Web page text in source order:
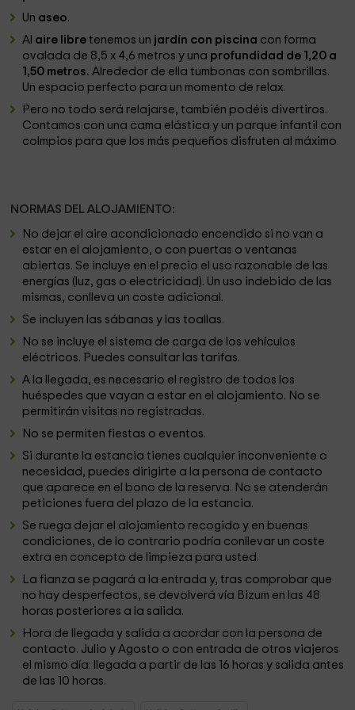
Un aseo.
Al aire libre tenemos un jardín con piscina con forma
ovalada de 8,5 x 4,6 metros y una profundidad de 1,20 a
1,50 metros. Alrededor de ella tumbonas con sombrillas.
Un espacio perfecto para un momento de relax.
Pero no todo será relajarse, también podéis divertiros.
Contamos con una cama elástica y un parque infantil con
colmpios para que los más pequeños disfruten al máximo.
NORMAS DEL ALOJAMIENTO:
No dejar el aire acondicionado encendido si no van a
estar en el alojamiento, o con puertas o ventanas
abiertas. Se incluye en el precio el uso razonable de las
energías (luz, gas o electricidad). Un uso indebido de las
mismas, conlleva un coste adicional.
Se incluyen las sábanas y las toallas.
No se incluye el sistema de carga de los vehículos
eléctricos. Puedes consultar las tarifas.
A la llegada, es necesario el registro de todos los
huéspedes que vayan a estar en el alojamiento. No se
permitirán visitas no registradas.
No se permiten fiestas o eventos.
Si durante la estancia tienes cualquier inconveniente o
necesidad, puedes dirigirte a la persona de contacto
que aparece en el bono de la reserva. No se atenderán
peticiones fuera del plazo de la estancia.
Se ruega dejar el alojamiento recogido y en buenas
condiciones, de lo contrario podría conllevar un coste
extra en concepto de limpieza para usted.
La fianza se pagará a la entrada y, tras comprobar que
no hay desperfectos, se devolverá vía Bizum en las 48
horas posteriores a la salida.
Hora de llegada y salida a acordar con la persona de
contacto. Julio y Agosto o con entrada de otros viajeros
el mismo día: llegada a partir de las 16 horas y salida antes
de las 10 horas.